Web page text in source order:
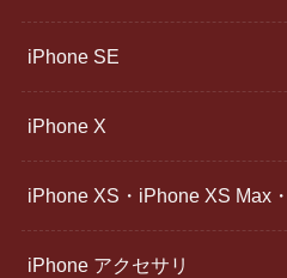
iPhone SE
iPhone X
iPhone XS・iPhone XS Max
iPhone アクセサリ